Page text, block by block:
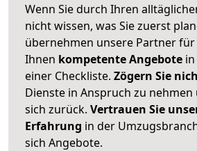
Wenn Sie durch Ihren
nicht wissen, was Sie zuerst
übernehmen unsere Partner für
Ihnen kompetente Angebote
einer Checkliste. Zögern Sie
Dienste in Anspruch zu nehmen
sich zurück. Vertrauen Sie
Erfahrung in der
sich Angebote.